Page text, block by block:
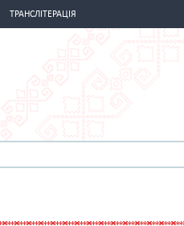
ТРАНСЛІТЕРАЦІЯ